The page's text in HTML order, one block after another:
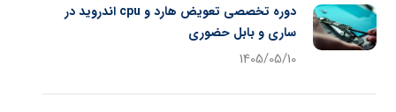
دوره تخصصی تعویض هارد و cpu اندروید در
ساری و بابل حضوری
1405/05/10